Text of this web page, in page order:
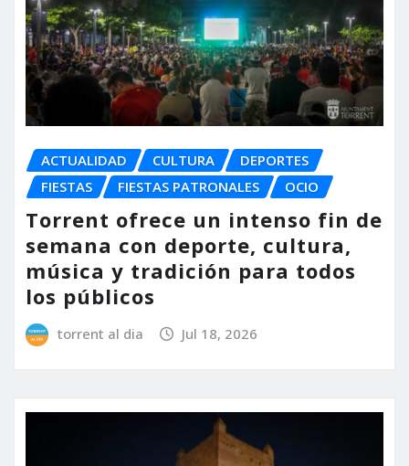
ACTUALIDAD CULTURA
DEPORTES
FIESTAS
FIESTAS PATRONALES OCIO
Torrent ofrece un intenso fin de
semana con deporte, cultura,
música y tradición para todos
los públicos
torrent al dia Jul 18, 2026